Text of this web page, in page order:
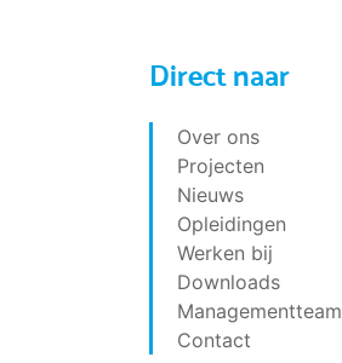
Direct naar
Over ons
Projecten
Nieuws
Opleidingen
Werken bij
Downloads
Managementteam
Contact